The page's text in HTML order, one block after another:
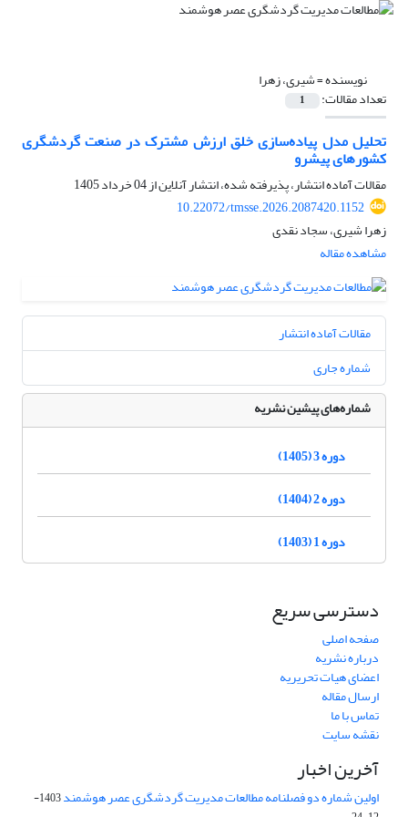
نویسنده =شیری، زهرا
تعداد مقالات: 1
تحلیل مدل پیاده‌سازی خلق ارزش مشترک در صنعت گردشگری
کشورهای پیشرو
مقالات آماده انتشار، پذیرفته شده، انتشار آنلاین از04 خرداد 1405
10.22072/tmsse.2026.2087420.1152
زهرا شیری، سجاد نقدی
مشاهده مقاله
مقالات آماده انتشار
شماره جاری
شماره‌های پیشین نشریه
دوره 3 (1405)
دوره 2 (1404)
دوره 1 (1403)
دسترسی سریع
صفحه اصلی
درباره نشریه
اعضای هیات تحریریه
ارسال مقاله
تماس با ما
نقشه سایت
آخرین اخبار
اولین شماره دو فصلنامه مطالعات مدیریت گردشگری عصر هوشمند
1403-